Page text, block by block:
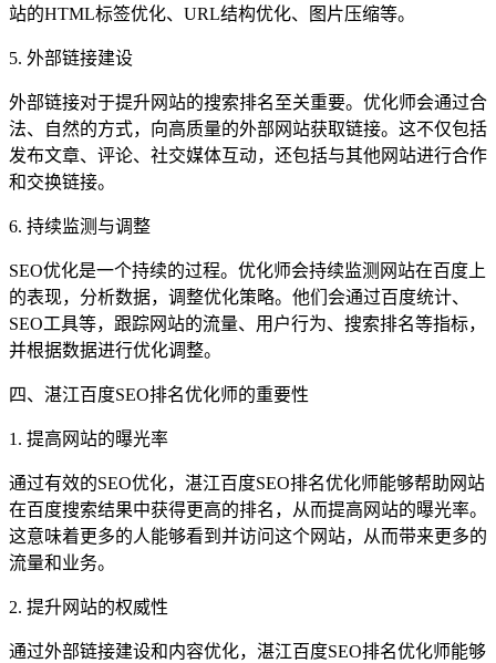
站的HTML标签优化、URL结构优化、图片压缩等。
5. 外部链接建设
外部链接对于提升网站的搜索排名至关重要。优化师会通过合
法、自然的方式，向高质量的外部网站获取链接。这不仅包括
发布文章、评论、社交媒体互动，还包括与其他网站进行合作
和交换链接。
6. 持续监测与调整
SEO优化是一个持续的过程。优化师会持续监测网站在百度上
的表现，分析数据，调整优化策略。他们会通过百度统计、
SEO工具等，跟踪网站的流量、用户行为、搜索排名等指标，
并根据数据进行优化调整。
四、湛江百度SEO排名优化师的重要性
1. 提高网站的曝光率
通过有效的SEO优化，湛江百度SEO排名优化师能够帮助网站
在百度搜索结果中获得更高的排名，从而提高网站的曝光率。
这意味着更多的人能够看到并访问这个网站，从而带来更多的
流量和业务。
2. 提升网站的权威性
通过外部链接建设和内容优化，湛江百度SEO排名优化师能够